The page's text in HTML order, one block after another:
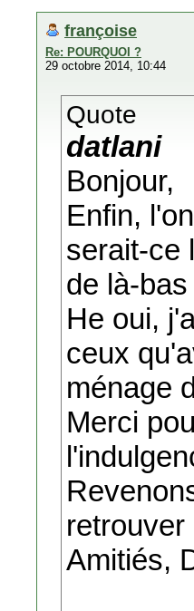
françoise
Re: POURQUOI ?
29 octobre 2014, 10:44
Quote
datlani
Bonjour,
Enfin,
serait-ce
de là-
He oui,
ceux
ménage
Merci
Amitiés,